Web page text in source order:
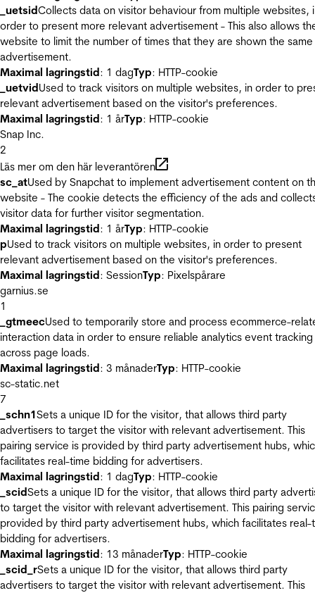
_uetsidCollects data on visitor behaviour from multiple websites,
order to present more relevant advertisement - This also allows
website to limit the number of times that they are shown the same
advertisement.
Maximal lagringstid: 1 dagTyp: HTTP-cookie
_uetvidUsed to track visitors on multiple websites, in order to
relevant advertisement based on the visitor's preferences.
Maximal lagringstid: 1 årTyp: HTTP-cookie
Snap Inc.
2
Läs mer om den här leverantören
sc_atUsed by Snapchat to implement advertisement content on
website - The cookie detects the efficiency of the ads and
visitor data for further visitor segmentation.
Maximal lagringstid: 1 årTyp: HTTP-cookie
pUsed to track visitors on multiple websites, in order to present
relevant advertisement based on the visitor's preferences.
Maximal lagringstid: SessionTyp: Pixelspårare
garnius.se
1
_gtmeecUsed to temporarily store and process ecommerce-
interaction data in order to ensure reliable analytics event tracking
across page loads.
Maximal lagringstid: 3 månaderTyp: HTTP-cookie
sc-static.net
7
_schn1Sets a unique ID for the visitor, that allows third party
advertisers to target the visitor with relevant advertisement. This
pairing service is provided by third party advertisement hubs,
facilitates real-time bidding for advertisers.
Maximal lagringstid: 1 dagTyp: HTTP-cookie
_scidSets a unique ID for the visitor, that allows third party
to target the visitor with relevant advertisement. This pairing
provided by third party advertisement hubs, which facilitates real-
bidding for advertisers.
Maximal lagringstid: 13 månaderTyp: HTTP-cookie
_scid_rSets a unique ID for the visitor, that allows third party
advertisers to target the visitor with relevant advertisement. This